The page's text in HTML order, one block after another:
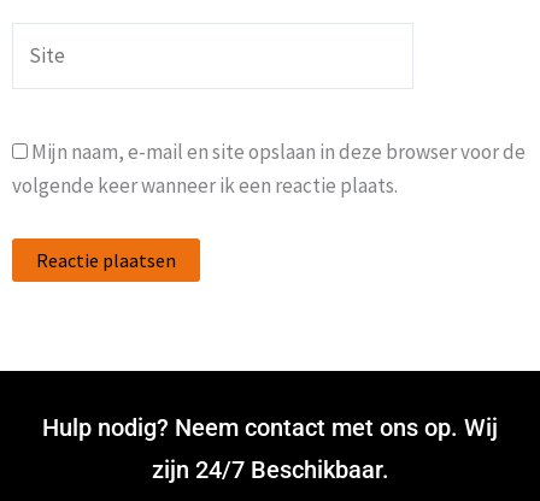
Mijn naam, e-mail en site opslaan in deze browser voor de
volgende keer wanneer ik een reactie plaats.
Hulp nodig? Neem contact met ons op. Wij
zijn 24/7 Beschikbaar.